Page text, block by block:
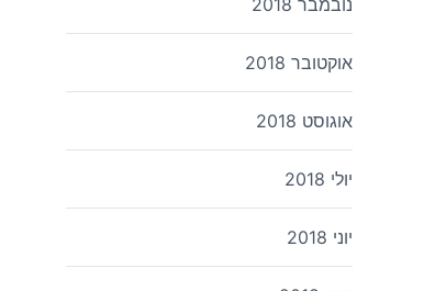
נובמבר 2018
אוקטובר 2018
אוגוסט 2018
יולי 2018
יוני 2018